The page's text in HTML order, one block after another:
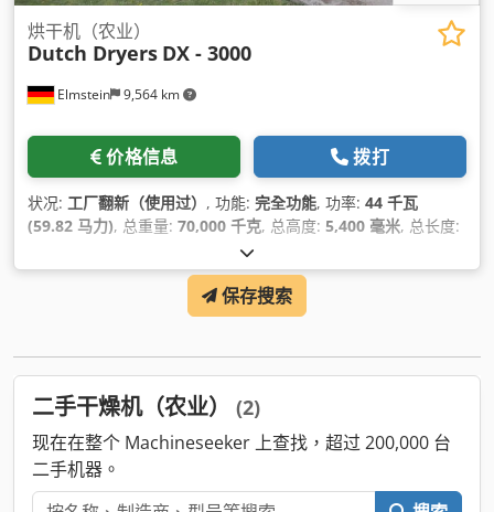
Elmstein 9,564 km
烘干机（农业）
Dutch Dryers DX - 3000
价格信息 拨打
状况: 工厂翻新（使用过） , 功能: 完全功能, 功率: 44 千瓦
(59.82 马力), 总重量: 70,000 千克, 总高度: 5,400 毫米, 总长度:
5,400 毫米,
保存搜索
二手干燥机（农业） (2)
现在在整个 Machineseeker 上查找，超过 200,000 台
二手机器。